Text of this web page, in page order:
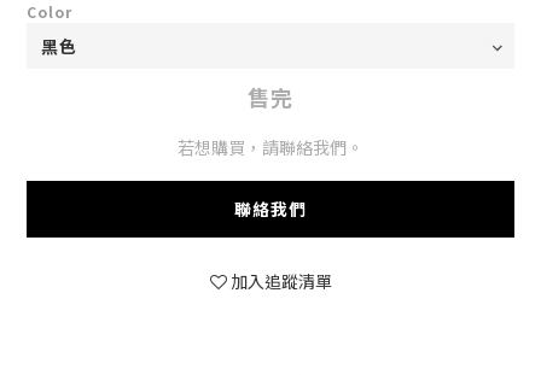
Color
售完
若想購買，請聯絡我們。
聯絡我們
加入追蹤清單